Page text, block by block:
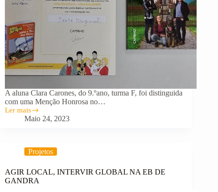
A aluna Clara Carones, do 9.ºano, turma F, foi distinguida
com uma Menção Honrosa no…
Ler mais
Aluna
distinguida
Menção
Honrosa
Maio 24, 2023
Projetos
AGIR LOCAL, INTERVIR GLOBAL NA EB DE
GANDRA